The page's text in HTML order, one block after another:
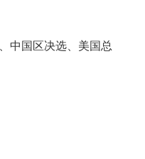
中国区决选、美国总